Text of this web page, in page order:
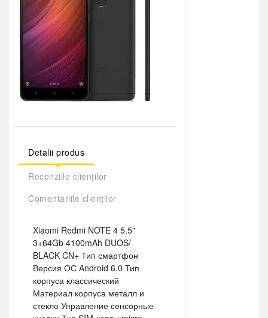
Detalii produs
Recenziile clienților
Comentariile clienților
Xiaomi Redmi NOTE 4 5.5"
3+64Gb 4100mAh DUOS/
BLACK CN+ Тип смартфон
Версия ОС Android 6.0 Тип
корпуса классический
Материал корпуса металл и
стекло Управление сенсорные